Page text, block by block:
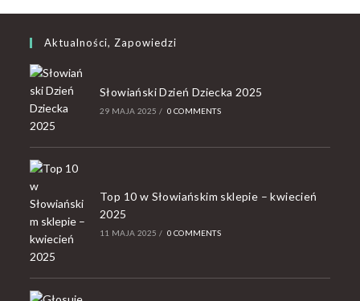
Aktualności, Zapowiedzi
Słowiański Dzień Dziecka 2025
29 MAJA 2025 / 0 COMMENTS
Top 10 w Słowiańskim sklepie – kwiecień
2025
11 MAJA 2025 / 0 COMMENTS